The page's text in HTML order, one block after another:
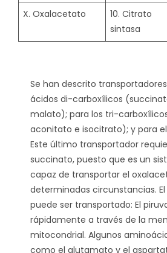
X. Oxalacetato
10. Citrato
sintasa
Se han descrito
ácidos di-carboxílicos
malato); para los tri-
aconitato e isocitrato); y para
Este último transportador
succinato, puesto que es un
capaz de transportar el
determinadas circunstancias.
puede ser transportado: El
rápidamente a través de la
mitocondrial. Algunos
como el glutamato y el